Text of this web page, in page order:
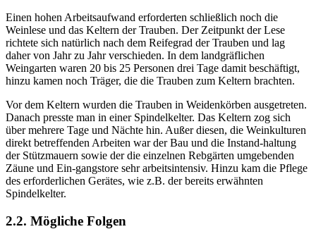
Einen hohen Arbeitsaufwand erforderten schließlich noch die
Weinlese und das Keltern der Trauben. Der Zeitpunkt der Lese
richtete sich natürlich nach dem Reifegrad der Trauben und lag
daher von Jahr zu Jahr verschieden. In dem landgräflichen
Weingarten waren 20 bis 25 Personen drei Tage damit beschäftigt,
hinzu kamen noch Träger, die die Trauben zum Keltern brachten.
Vor dem Keltern wurden die Trauben in Weidenkörben ausgetreten.
Danach presste man in einer Spindelkelter. Das Keltern zog sich
über mehrere Tage und Nächte hin. Außer diesen, die Weinkulturen
direkt betreffenden Arbeiten war der Bau und die Instand-haltung
der Stützmauern sowie der die einzelnen Rebgärten umgebenden
Zäune und Ein-gangstore sehr arbeitsintensiv. Hinzu kam die Pflege
des erforderlichen Gerätes, wie z.B. der bereits erwähnten
Spindelkelter.
2.2. Mögliche Folgen